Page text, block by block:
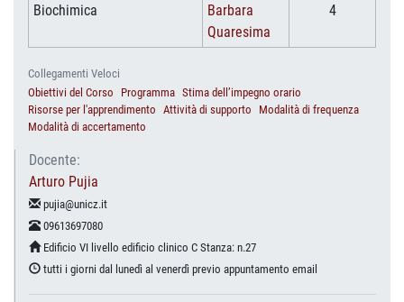
Biochimica
Barbara
Quaresima
4
Collegamenti Veloci
Obiettivi del Corso
Programma Stima dell’impegno orario
Risorse per l'apprendimento Attività di supporto
Modalità di frequenza
Modalità di accertamento
Docente:
Arturo Pujia
pujia@unicz.it
09613697080
Edificio VI livello edificio clinico C Stanza: n.27
tutti i giorni dal lunedì al venerdì previo appuntamento email